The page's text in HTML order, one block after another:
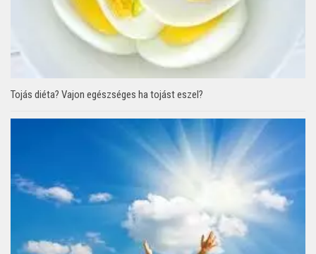
Tojás diéta? Vajon egészséges ha tojást eszel?